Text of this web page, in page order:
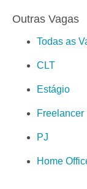
Outras Vagas
Todas as
CLT
Estágio
Freelancer
PJ
Home